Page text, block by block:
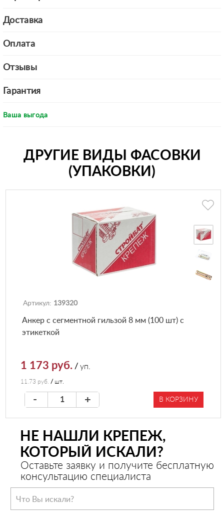
Доставка
Оплата
Отзывы
Гарантия
Ваша выгода
ДРУГИЕ ВИДЫ ФАСОВКИ
(УПАКОВКИ)
Артикул: 139320
Анкер с сегментной гильзой 8 мм (100 шт) с
этикеткой
1 173 руб. /уп.
11.73 руб. / шт.
- + В КОРЗИНУ
НЕ НАШЛИ КРЕПЕЖ,
КОТОРЫЙ ИСКАЛИ?
Оставьте заявку и получите бесплатную
консультацию специалиста